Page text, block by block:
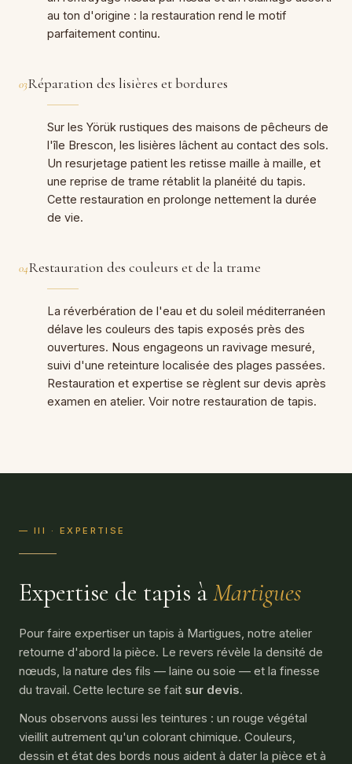
au ton d'origine : la restauration rend le motif
parfaitement continu.
03Réparation des lisières et bordures
Sur les Yörük rustiques des maisons de pêcheurs de
l'île Brescon, les lisières lâchent au contact des sols.
Un resurjetage patient les retisse maille à maille, et
une reprise de trame rétablit la planéité du tapis.
Cette restauration en prolonge nettement la durée
de vie.
04Restauration des couleurs et de la trame
La réverbération de l'eau et du soleil méditerranéen
délave les couleurs des tapis exposés près des
ouvertures. Nous engageons un ravivage mesuré,
suivi d'une reteinture localisée des plages passées.
Restauration et expertise se règlent sur devis après
examen en atelier. Voir notre restauration de tapis.
— III · EXPERTISE
Expertise de tapis àMartigues
Pour faire expertiser un tapis à Martigues, notre atelier
retourne d'abord la pièce. Le revers révèle la densité de
nœuds, la nature des fils — laine ou soie — et la finesse
du travail. Cette lecture se fait sur devis.
Nous observons aussi les teintures : un rouge végétal
vieillit autrement qu'un colorant chimique. Couleurs,
dessin et état des bords nous aident à dater la pièce et à